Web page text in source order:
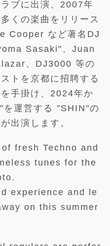
ブに出演、2007年
くの楽曲をリリース
Cooper など著名DJ
Sasaki"、Juan
、DJ3000 等の
トを京都に招聘する
手掛け、2024年か
運営する "SHIN"の
出演します。
fresh Techno and
tunes for the
experience and le
on this summer